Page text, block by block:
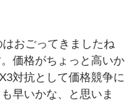
おごってきましたね
価格がちょっと高いか
対抗として価格競争に
早いかな、と思いま